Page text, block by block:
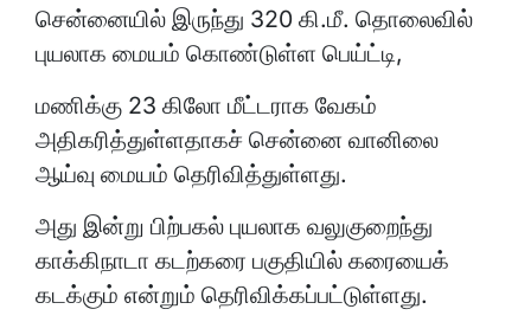
சென்னையில் இருந்து 320 கி.மீ. தொலைவில்
புயலாக மையம் கொண்டுள்ள பெய்ட்டி,
மணிக்கு 23 கிலோ மீட்டராக வேகம்
அதிகரித்துள்ளதாகச் சென்னை வானிலை
ஆய்வு மையம் தெரிவித்துள்ளது.
அது இன்று பிற்பகல் புயலாக வலுகுறைந்து
காக்கிநாடா கடற்கரை பகுதியில் கரையைக்
கடக்கும் என்றும் தெரிவிக்கப்பட்டுள்ளது.